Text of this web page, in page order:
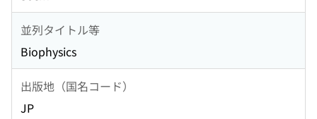
並列タイトル等
Biophysics
出版地（国名コード）
JP